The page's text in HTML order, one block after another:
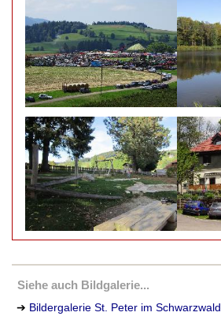
Siehe auch Bildgalerie...
➔ Bildergalerie St. Peter im Schwarzwald